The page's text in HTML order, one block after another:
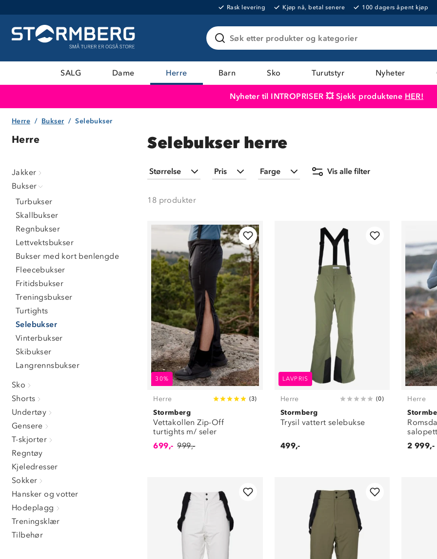
Rask levering Kjøp nå, betal senere 100 dagers åpent kjøp
Søk etter produkter og kategorier
SALG Dame Herre Barn Sko Turutstyr Nyheter
Nyheter til INTROPRISER 💥 Sjekk produktene HER!
Herre Bukser Selebukser
Herre
Jakker
Bukser
Turbukser
Skallbukser
Regnbukser
Lettvektsbukser
Bukser med kort benlengde
Fleecebukser
Fritidsbukser
Treningsbukser
Turtights
Selebukser
Vinterbukser
Skibukser
Langrennsbukser
Sko
Shorts
Undertøy
Gensere
T-skjorter
Regntøy
Kjeledresser
Sokker
Hansker og votter
Hodeplagg
Treningsklær
Tilbehør
Selebukser herre
Størrelse
S (14)
17 )
18)
3XL (12
Pris Farge
(1)
Vis alle filter
18 produkter
30%
Herre (3)
Stormberg
Vettakollen Zip-Off
turtights m/ seler
699,- 999,-
LAVPRIS
Herre (0)
Stormberg
Trysil vattert selebukse
499,-
Herre
2 999,-